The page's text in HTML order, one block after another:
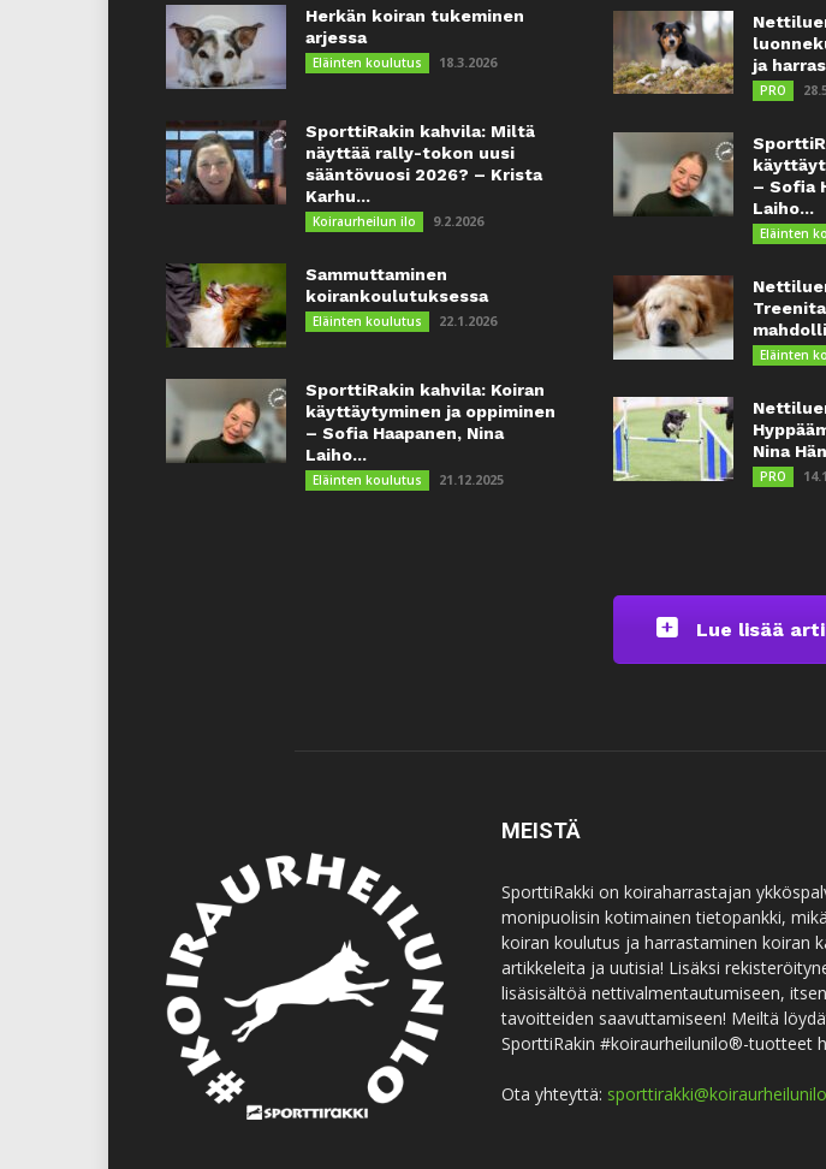
Herkän koiran tukeminen
arjessa
Eläinten koulutus 18.3.2026
SporttiRakin kahvila: Miltä
näyttää rally-tokon uusi
sääntövuosi 2026? – Krista
Karhu...
Koiraurheilun ilo 9.2.2026
Sammuttaminen
koirankoulutuksessa
Eläinten koulutus 22.1.2026
SporttiRakin kahvila: Koiran
käyttäytyminen ja oppiminen
– Sofia Haapanen, Nina
Laiho...
Eläinten koulutus 21.12.2025
ja
PRO
– Sofia
Laiho...
Eläinten
Eläinten
Nina
PRO
Lue lisää
MEISTÄ
SporttiRakki on koiraharrastajan
monipuolisin kotimainen tietopankki,
koiran koulutus ja harrastaminen koiran
artikkeleita ja uutisia! Lisäksi
lisäsisältöä nettivalmentautumiseen,
tavoitteiden saavuttamiseen! Meiltä
SporttiRakin #koiraurheilunilo®-tuotteet
Ota yhteyttä: